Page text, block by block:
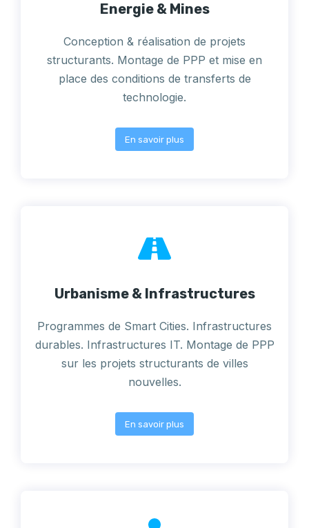
Energie & Mines
Conception & réalisation de projets
structurants. Montage de PPP et mise en
place des conditions de transferts de
technologie.
En savoir plus
Urbanisme & Infrastructures
Programmes de Smart Cities. Infrastructures
durables. Infrastructures IT. Montage de PPP
sur les projets structurants de villes
nouvelles.
En savoir plus